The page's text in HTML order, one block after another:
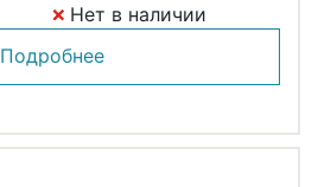
Нет в наличии
Подробнее